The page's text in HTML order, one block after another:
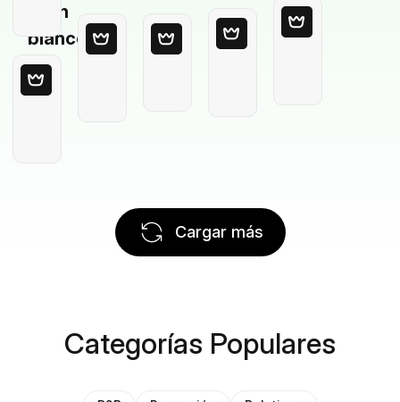
en
blanco
Cargar más
Categorías Populares